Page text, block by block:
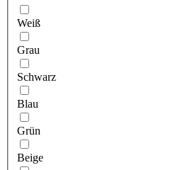
Weiß
Grau
Schwarz
Blau
Grün
Beige